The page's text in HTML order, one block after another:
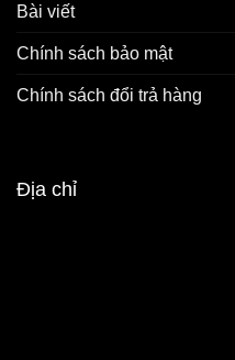
Bài viết
Chính sách bảo mật
Chính sách đổi trả hàng
Địa chỉ